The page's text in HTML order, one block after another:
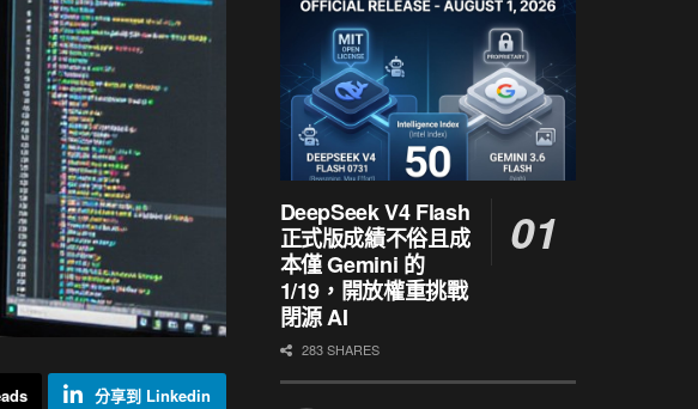
分享到 Linkedin
DeepSeek V4 Flash
正式版成績不俗且成
本僅 Gemini 的
1/19，開放權重挑戰
閉源 AI
283 SHARES